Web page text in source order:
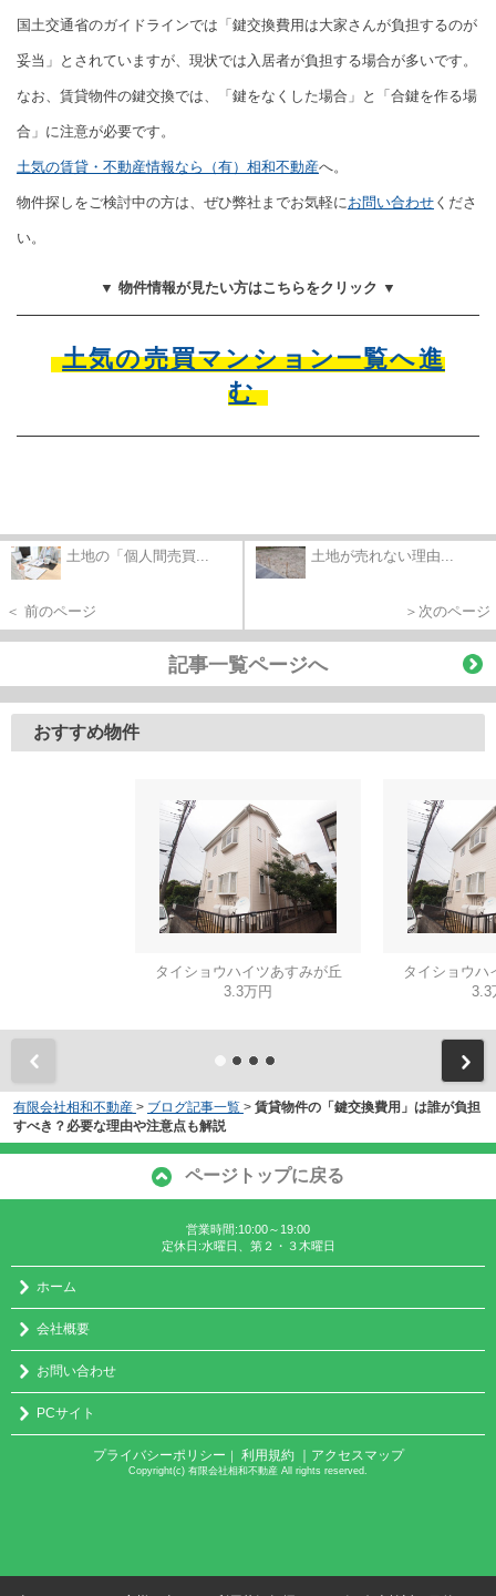
国土交通省のガイドラインでは「鍵交換費用は大家さんが負担するのが
妥当」とされていますが、現状では入居者が負担する場合が多いです。
なお、賃貸物件の鍵交換では、「鍵をなくした場合」と「合鍵を作る場
合」に注意が必要です。
土気の賃貸・不動産情報なら（有）相和不動産へ。
物件探しをご検討中の方は、ぜひ弊社までお気軽にお問い合わせ くださ
い。
▼ 物件情報が見たい方はこちらをクリック ▼
土気の売買マンション一覧へ進
む
土地の「個人間売買...
＜ 前のページ
土地が売れない理由...
＞次のページ
記事一覧ページへ
おすすめ物件
タイショウハイツあすみが丘
3.3万円
タイショウハ
3.3
有限会社相和不動産 > ブログ記事一覧 > 賃貸物件の「鍵交換費用」は誰が負担
すべき？必要な理由や注意点も解説
ページトップに戻る
営業時間:10:00～19:00
定休日:水曜日、第２・３木曜日
ホーム
会社概要
お問い合わせ
PCサイト
プライバシーポリシー 利用規約 ｜アクセスマップ
Copyright(c) 有限会社相和不動産 All rights reserved.